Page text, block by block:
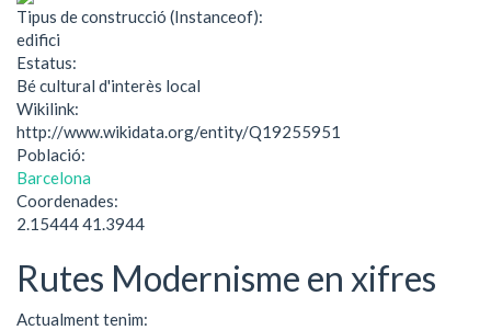
Tipus de construcció (Instanceof):
edifici
Estatus:
Bé cultural d'interès local
Wikilink:
http://www.wikidata.org/entity/Q19255951
Població:
Barcelona
Coordenades:
2.15444 41.3944
Rutes Modernisme en xifres
Actualment tenim: